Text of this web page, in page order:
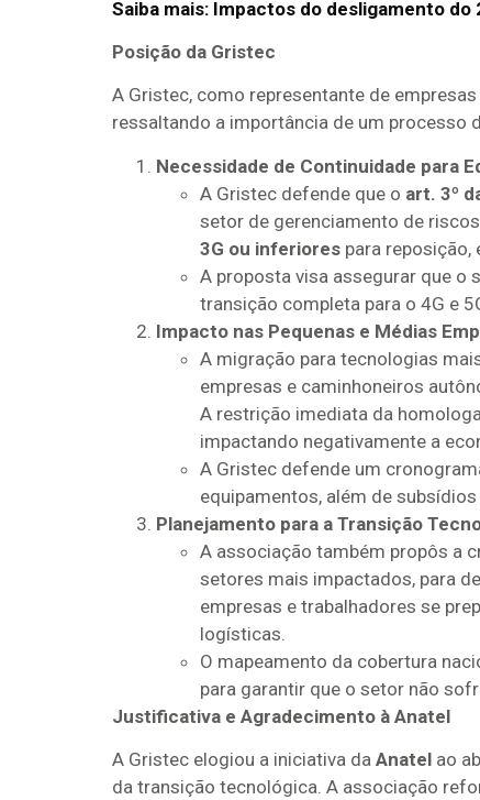
Saiba mais: Impactos do desligamento do
Posição da Gristec
A Gristec, como representante de
ressaltando a importância de um processo
Necessidade de Continuidade para
A Gristec defende que o art. 3º
setor de gerenciamento de
3G ou inferiores para reposição,
A proposta visa assegurar que o
transição completa para o 4G e
Impacto nas Pequenas e Médias
A migração para tecnologias
empresas e caminhoneiros
A restrição imediata da
impactando negativamente a
A Gristec defende um
equipamentos, além de
Planejamento para a Transição
A associação também propôs a
setores mais impactados, para
empresas e trabalhadores se
logísticas.
O mapeamento da cobertura
para garantir que o setor não
Justificativa e Agradecimento à Anatel
A Gristec elogiou a iniciativa da Anatel ao
da transição tecnológica. A associação